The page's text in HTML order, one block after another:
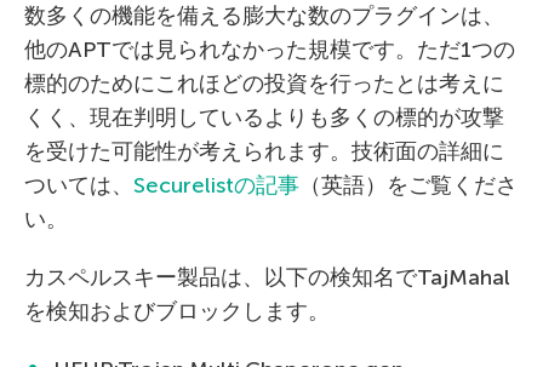
数多くの機能を備える膨大な数のプラグインは、
他のAPTでは見られなかった規模です。ただ1つの
標的のためにこれほどの投資を行ったとは考えに
くく、現在判明しているよりも多くの標的が攻撃
を受けた可能性が考えられます。技術面の詳細に
ついては、 Securelistの記事 （英語）をご覧くださ
い。
カスペルスキー製品は、以下の検知名でTajMahal
を検知およびブロックします。